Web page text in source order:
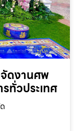
ดงานศพ
ทั่วประเทศ